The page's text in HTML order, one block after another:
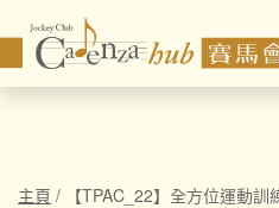
主頁 / 【TPAC_22】全方位運動訓